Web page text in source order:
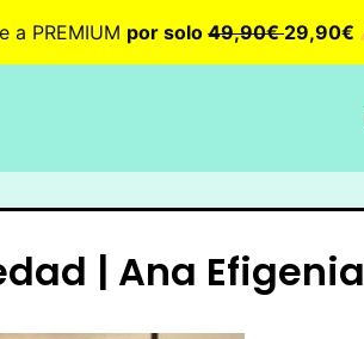
a PREMIUM por solo49,90€29,90€
| Ana Efigenia